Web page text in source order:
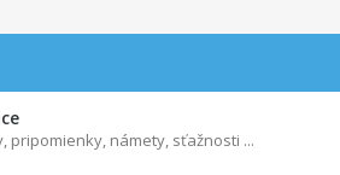
pripomienky, námety, sťažnosti ...